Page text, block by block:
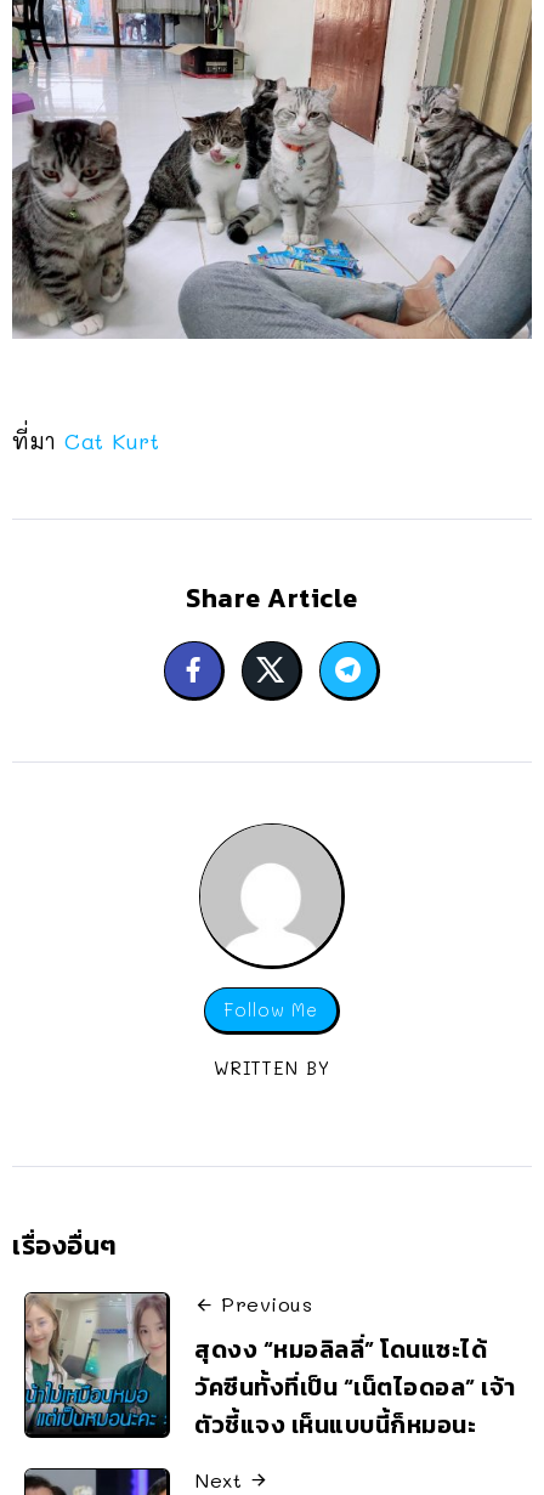
ที่มา Cat Kurt
Share Article
Follow Me
WRITTEN BY
เรื่องอื่นๆ
Previous
สุดงง “หมอลิลลี่” โดนแซะได้
วัคซีนทั้งที่เป็น “เน็ตไอดอล” เจ้า
ตัวชี้แจง เห็นแบบนี้ก็หมอนะ
Next